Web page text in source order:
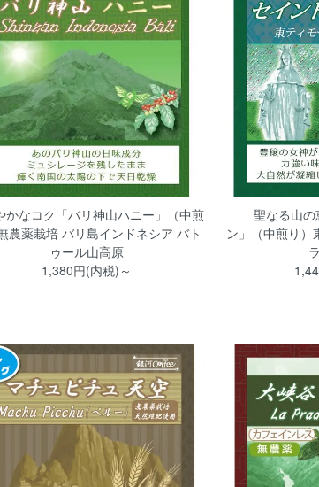
かなコク「バリ神山ハニー」（中煎
農薬栽培 バリ島インドネシア バト
ゥール山高原
1,380円(内税)～
聖なる山
ン」（中煎り）